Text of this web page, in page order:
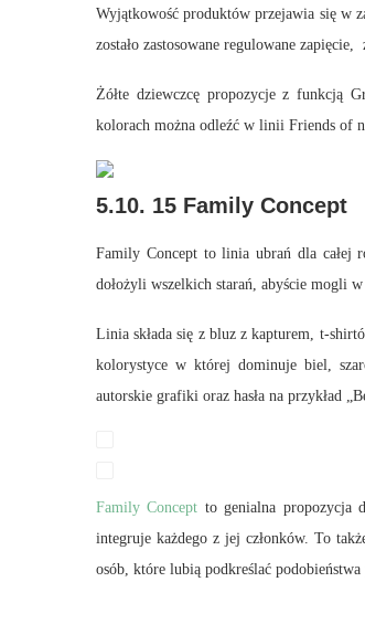
Wyjątkowość produktów przejawia się w
zostało zastosowane regulowane
Żółte dziewczcę propozycje z funkcją
kolorach można odleźć w linii Friends of
5.10. 15 Family Concept
Family Concept to linia ubrań dla całej
dołożyli wszelkich starań, abyście mogli
Linia składa się z bluz z kapturem, t-
kolorystyce w której dominuje biel,
autorskie grafiki oraz hasła na przykład
Family Concept to genialna propozycja
integruje każdego z jej członków. To
osób, które lubią podkreślać